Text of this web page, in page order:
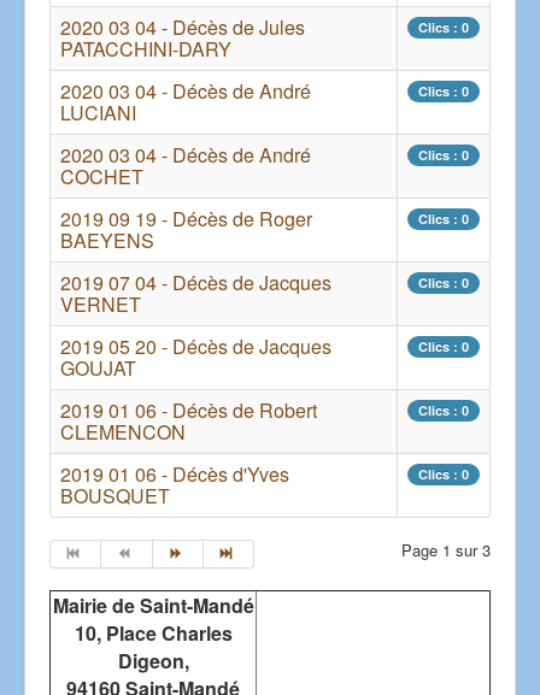
2020 03 04 - Décès de Jules
PATACCHINI-DARY
Clics : 0
2020 03 04 - Décès de André
LUCIANI
Clics : 0
2020 03 04 - Décès de André
COCHET
Clics : 0
2019 09 19 - Décès de Roger
BAEYENS
Clics : 0
2019 07 04 - Décès de Jacques
VERNET
Clics : 0
2019 05 20 - Décès de Jacques
GOUJAT
Clics : 0
2019 01 06 - Décès de Robert
CLEMENCON
Clics : 0
2019 01 06 - Décès d'Yves
BOUSQUET
Clics : 0
Page 1 sur 3
Mairie de Saint-Mandé
10, Place Charles
Digeon,
94160 Saint-Mandé